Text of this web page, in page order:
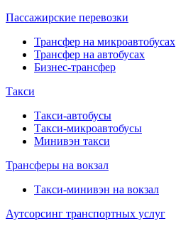
Пассажирские перевозки
Трансфер на микроавтобусах
Трансфер на автобусах
Бизнес-трансфер
Такси
Такси-автобусы
Такси-микроавтобусы
Минивэн такси
Трансферы на вокзал
Такси-минивэн на вокзал
Аутсорсинг транспортных услуг